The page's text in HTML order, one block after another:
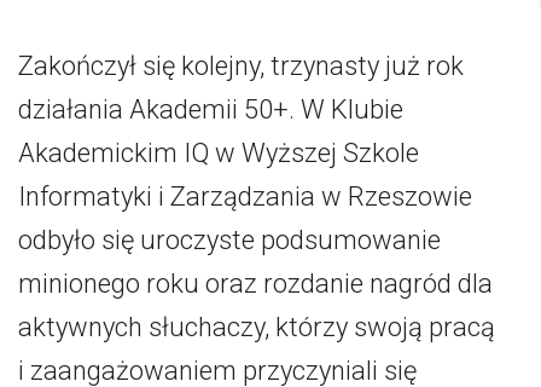
Zakończył się kolejny, trzynasty już rok
działania Akademii 50+. W Klubie
Akademickim IQ w Wyższej Szkole
Informatyki i Zarządzania w Rzeszowie
odbyło się uroczyste podsumowanie
minionego roku oraz rozdanie nagród dla
aktywnych słuchaczy, którzy swoją pracą
i zaangażowaniem przyczyniali się